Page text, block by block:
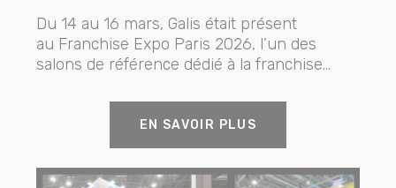
Du 14 au 16 mars, Galis était présent
au Franchise Expo Paris 2026, l’un des
salons de référence dédié à la franchise...
EN SAVOIR PLUS